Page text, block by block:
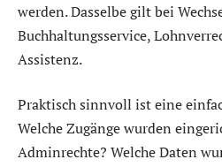
werden. Dasselbe gilt bei
Buchhaltungsservice,
Assistenz.
Praktisch sinnvoll ist eine
Welche Zugänge wurden
Adminrechte? Welche Daten